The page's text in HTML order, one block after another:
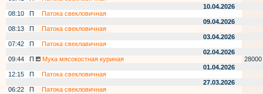
10.04.2026
08:10
П
Патока свекловичная
09.04.2026
08:13
П
Патока свекловичная
03.04.2026
07:42
П
Патока свеклавичная
02.04.2026
09:44
П Мука мясокостная куриная
28000
01.04.2026
12:15
П
Патока свекловичная
27.03.2026
06:22
П
Патока свекловичная